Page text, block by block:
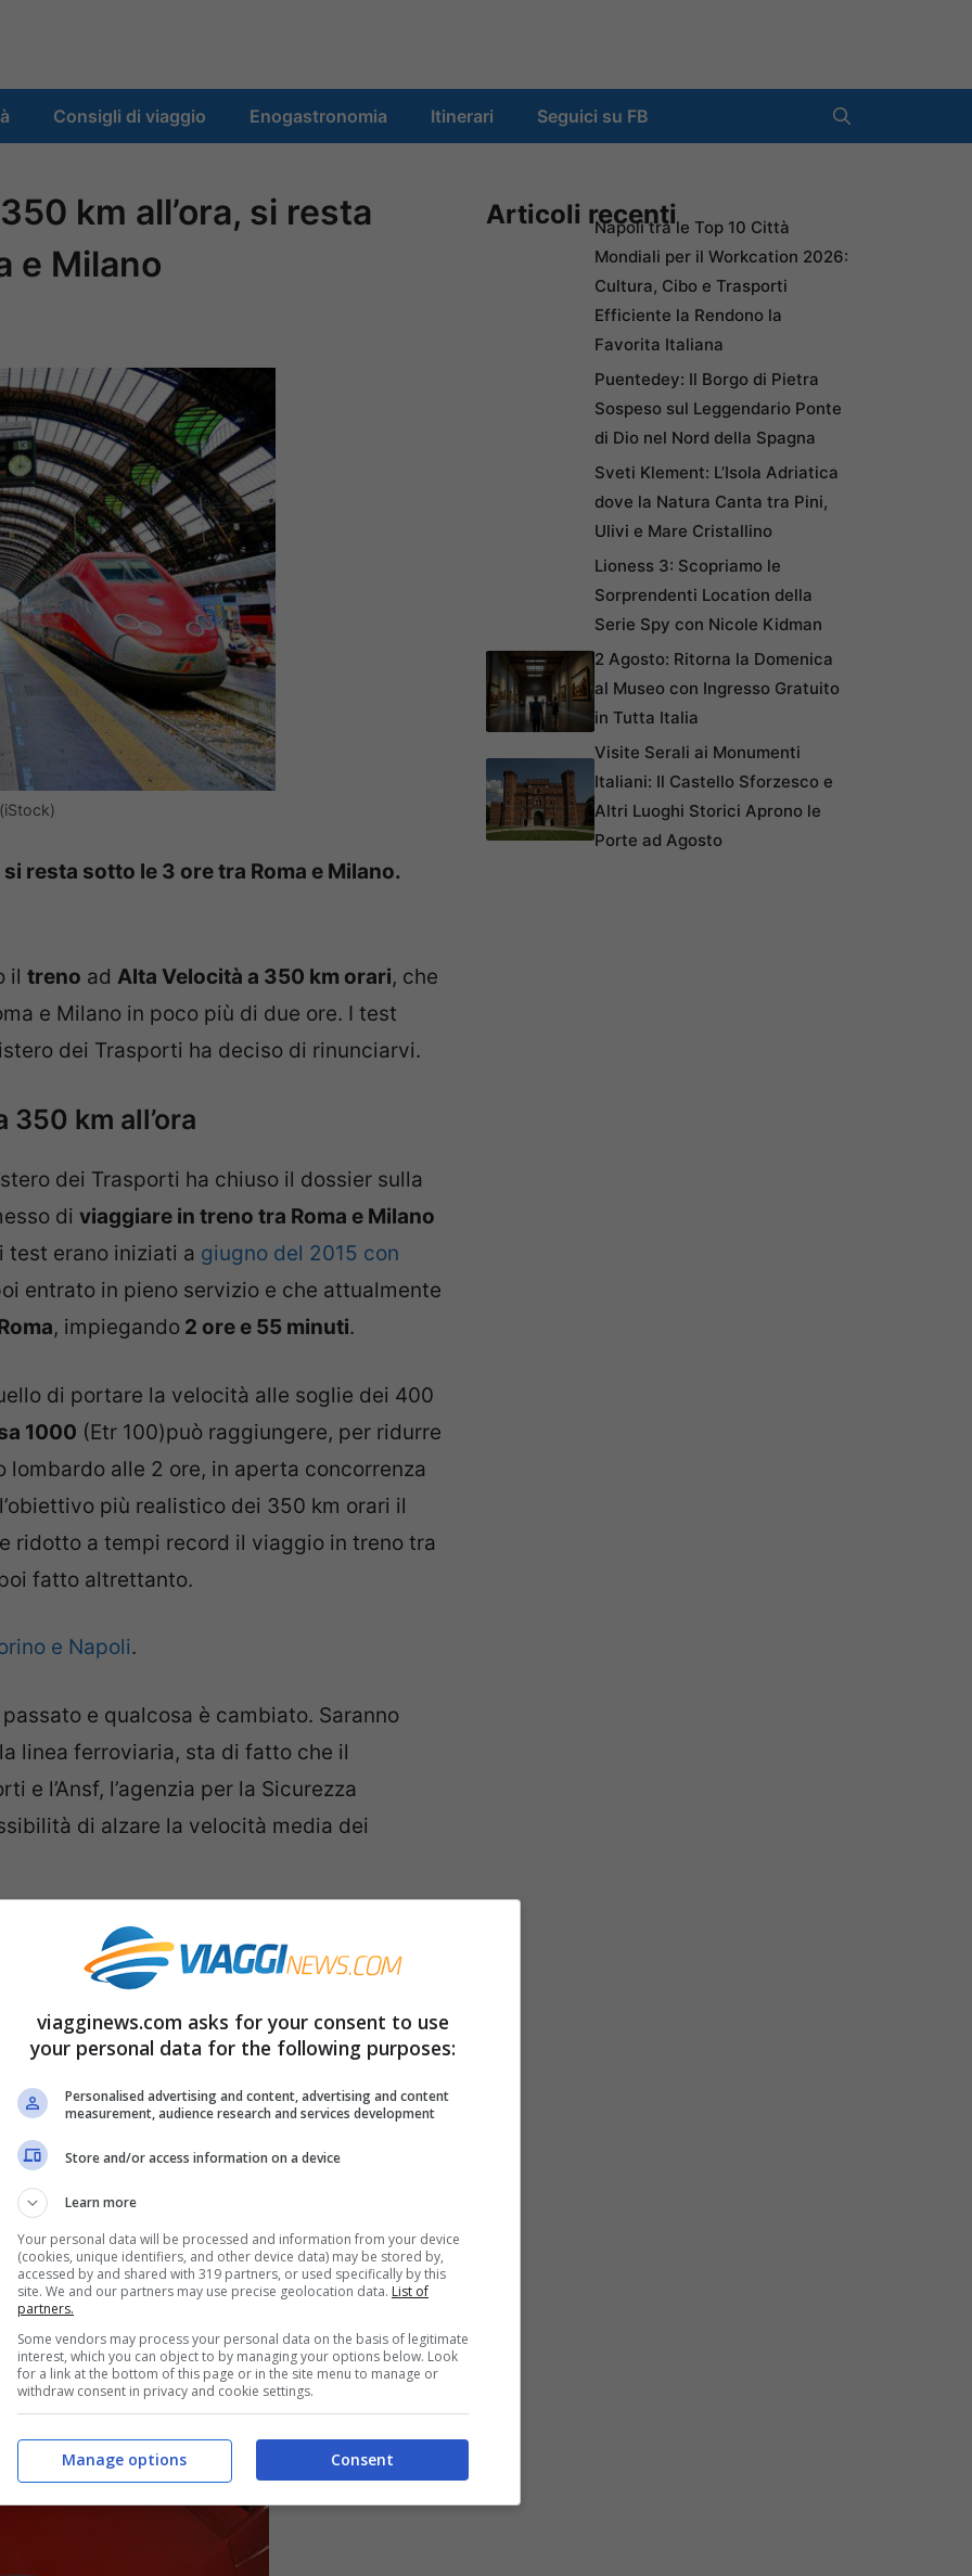
Consigli di viaggio Enogastronomia Itinerari Seguici su FB
km all’ora, si resta
e Milano
resta sotto le 3 ore tra Roma e Milano.
il treno ad Alta Velocità a 350 km orari, che
e Milano in poco più di due ore. I test
dei Trasporti ha deciso di rinunciarvi.
km all’ora
dei Trasporti ha chiuso il dossier sulla
di viaggiare in treno tra Roma e Milano
test erano iniziati a giugno del 2015 con
entrato in pieno servizio e che attualmente
, impiegando 2 ore e 55 minuti.
di portare la velocità alle soglie dei 400
1000 (Etr 100)può raggiungere, per ridurre
alle 2 ore, in aperta concorrenza
più realistico dei 350 km orari il
ridotto a tempi record il viaggio in treno tra
fatto altrettanto.
e Napoli.
e qualcosa è cambiato. Saranno
linea ferroviaria, sta di fatto che il
e l’Ansf, l’agenzia per la Sicurezza
di alzare la velocità media dei
avrebbe sfiorato e non raggiunto
portando la durata del viaggio in treno
15 minuti in meno di quella attuale.
aver fatto desistere Ministero e Ansf
essere rischiosa.
dell’Ansf sono state inviate nei giorni
italiana, per comunicare che i viaggi
tolleranza per verificare l’effettiva tenuta di
nonostante tutti i test fossero
Articoli recentiNapoli tra le Top 10 Città
Mondiali per il Workcation 2026:
Cultura, Cibo e Trasporti
Efficiente la Rendono la
Favorita Italiana
Puentedey: Il Borgo di Pietra
Sospeso sul Leggendario Ponte
di Dio nel Nord della Spagna
Sveti Klement: L’Isola Adriatica
dove la Natura Canta tra Pini,
Ulivi e Mare Cristallino
Lioness 3: Scopriamo le
Sorprendenti Location della
Serie Spy con Nicole Kidman
2 Agosto: Ritorna la Domenica
al Museo con Ingresso Gratuito
in Tutta Italia
Visite Serali ai Monumenti
Italiani: Il Castello Sforzesco e
Altri Luoghi Storici Aprono le
Porte ad Agosto
viagginews.com asks for your consent to use
your personal data for the following purposes:
Personalised advertising and content, advertising and content
measurement, audience research and services development
Store and/or access information on a device
Learn more
Your personal data will be processed and information from your device
(cookies, unique identifiers, and other device data) may be stored by,
accessed by and shared with 319 partners, or used specifically by this
site. We and our partners may use precise geolocation data. List of
partners.
Some vendors may process your personal data on the basis of legitimate
interest, which you can object to by managing your options below. Look
for a link at the bottom of this page or in the site menu to manage or
withdraw consent in privacy and cookie settings.
Consent
Manage options